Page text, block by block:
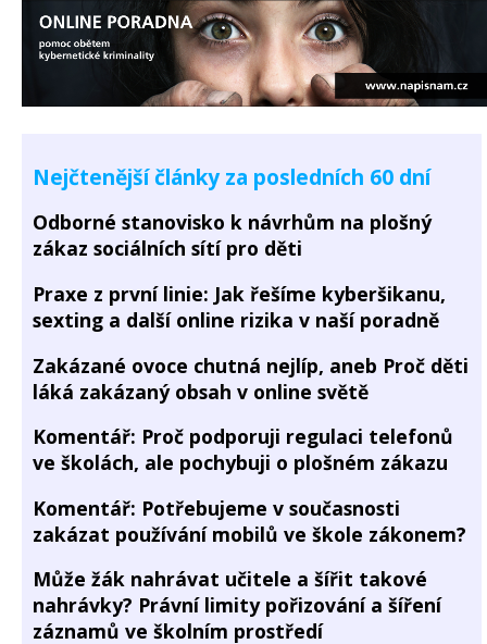
Nejčtenější články za posledních 60 dní
Odborné stanovisko k návrhům na plošný
zákaz sociálních sítí pro děti
Praxe z první linie: Jak řešíme kyberšikanu,
sexting a další online rizika v naší poradně
Zakázané ovoce chutná nejlíp, aneb Proč děti
láká zakázaný obsah v online světě
Komentář: Proč podporuji regulaci telefonů
ve školách, ale pochybuji o plošném zákazu
Komentář: Potřebujeme v současnosti
zakázat používání mobilů ve škole zákonem?
Může žák nahrávat učitele a šířit takové
nahrávky? Právní limity pořizování a šíření
záznamů ve školním prostředí